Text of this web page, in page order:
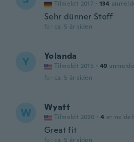
Tilmeldt 2017 · 134
Sehr dünner Stoff
for ca. 5 år siden
Y Yolanda
Tilmeldt 2015 · 49
for ca. 5 år siden
W Wyatt
Tilmeldt 2020 · 4
Great fit
for ca. 5 år siden